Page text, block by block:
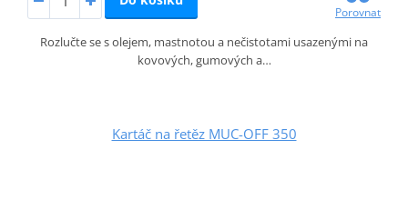
Porovnat
Rozlučte se s olejem, mastnotou a nečistotami usazenými na
kovových, gumových a…
Kartáč na řetěz MUC-OFF 350